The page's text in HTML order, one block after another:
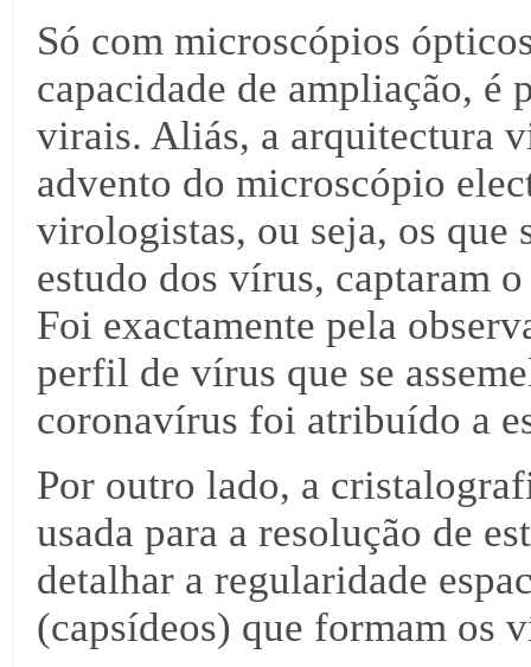
Só com microscópios
capacidade de ampliação, é
virais. Aliás, a arquitectura
advento do microscópio
virologistas, ou seja, os que
estudo dos vírus, captaram
Foi exactamente pela
perfil de vírus que se
coronavírus foi atribuído a
Por outro lado, a
usada para a resolução de
detalhar a regularidade
(capsídeos) que formam os